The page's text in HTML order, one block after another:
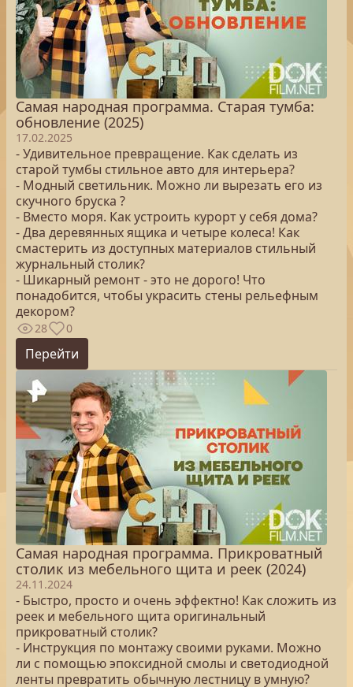
Самая народная программа. Старая тумба:
обновление (2025)
17.02.2025
- Удивительное превращение. Как сделать из
старой тумбы стильное авто для интерьера?
- Модный светильник. Можно ли вырезать его из
скучного бруска ?
- Вместо моря. Как устроить курорт у себя дома?
- Два деревянных ящика и четыре колеса! Как
смастерить из доступных материалов стильный
журнальный столик?
- Шикарный ремонт - это не дорого! Что
понадобится, чтобы украсить стены рельефным
декором?
28 0
Перейти
Самая народная программа. Прикроватный
столик из мебельного щита и реек (2024)
24.11.2024
- Быстро, просто и очень эффектно! Как сложить из
реек и мебельного щита оригинальный
прикроватный столик?
- Инструкция по монтажу своими руками. Можно
ли с помощью эпоксидной смолы и светодиодной
ленты превратить обычную лестницу в умную?